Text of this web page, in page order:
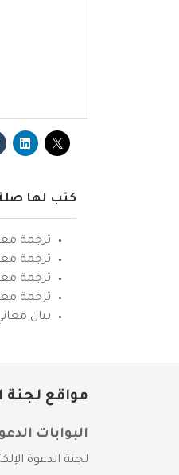
كتب لها
ترجمة
ترجمة
ترجمة
ترجمة
بيان
مواقع لجنة
البوابات
لجنة الدعوة